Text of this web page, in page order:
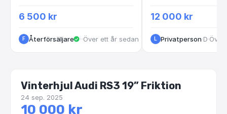
6 500 kr
F Återförsäljare ·Jamtland
·Över ett år sedan
12 000 kr
L Privatperson· Dalarna
·Över
Vinterhjul Audi RS3 19” Friktion
24 sep. 2025
10 000 kr